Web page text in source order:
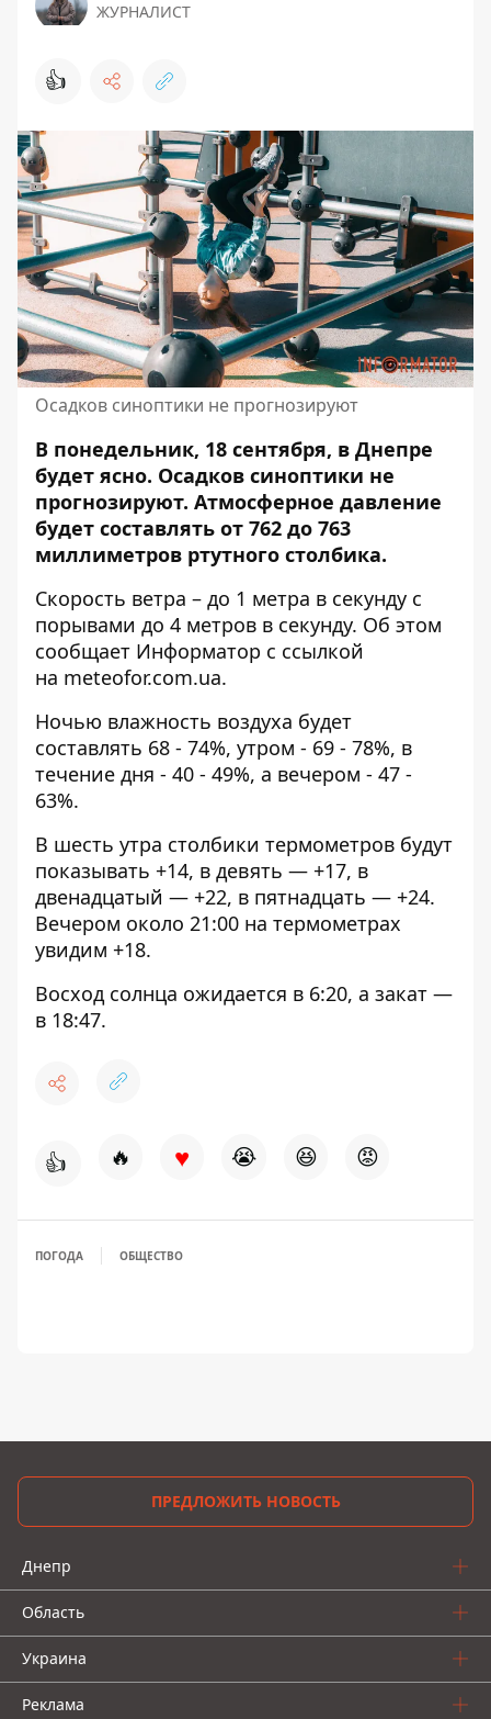
ЖУРНАЛИСТ
👍
Осадков синоптики не прогнозируют
В понедельник, 18 сентября, в Днепре
будет ясно. Осадков синоптики не
прогнозируют. Атмосферное давление
будет составлять от 762 до 763
миллиметров ртутного столбика.
Скорость ветра – до 1 метра в секунду с
порывами до 4 метров в секунду. Об этом
сообщает Информатор с ссылкой
на meteofor.com.ua.
Ночью влажность воздуха будет
составлять 68 - 74%, утром - 69 - 78%, в
течение дня - 40 - 49%, а вечером - 47 -
63%.
В шесть утра столбики термометров будут
показывать +14, в девять — +17, в
двенадцатый — +22, в пятнадцать — +24.
Вечером около 21:00 на термометрах
увидим +18.
Восход солнца ожидается в 6:20, а закат —
в 18:47.
👍 🔥 ♥ 😭 😆 😡
ПОГОДА ОБЩЕСТВО
ПРЕДЛОЖИТЬ НОВОСТЬ
Днепр
Область
Украина
Реклама